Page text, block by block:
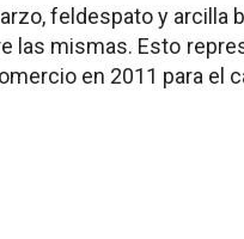
feldespato y arcilla
las mismas. Esto
en 2011 para el